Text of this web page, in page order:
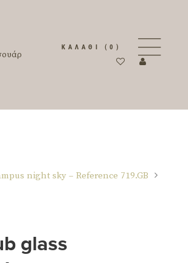
ΚΑΛΆΘΙ (0)
night sky – Reference 719.GB
glass